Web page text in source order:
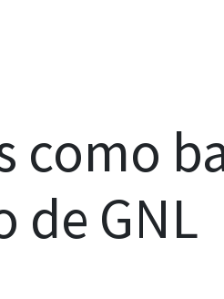
como
de GNL